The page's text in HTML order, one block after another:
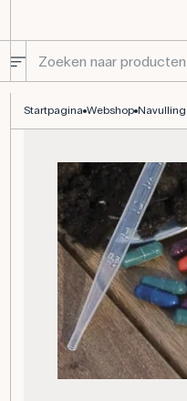
Startpagina Webshop